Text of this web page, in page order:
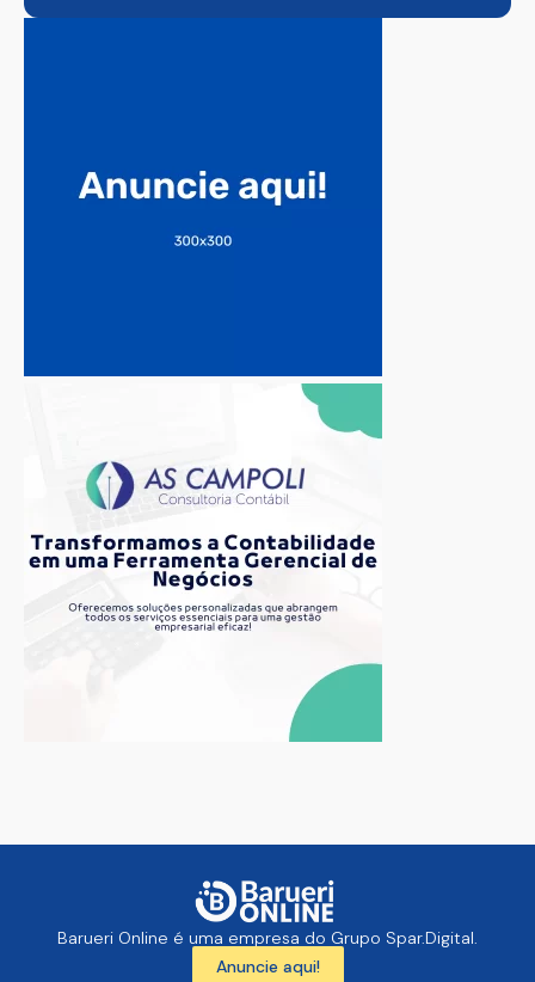
Barueri Online é uma empresa do Grupo Spar.Digital.
Anuncie aqui!